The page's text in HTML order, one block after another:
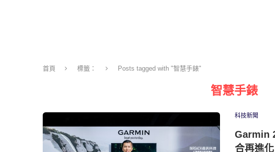
首頁 標籤： Posts tagged with "智慧手錶"
智慧手錶
科技新聞
Garmin
合再進